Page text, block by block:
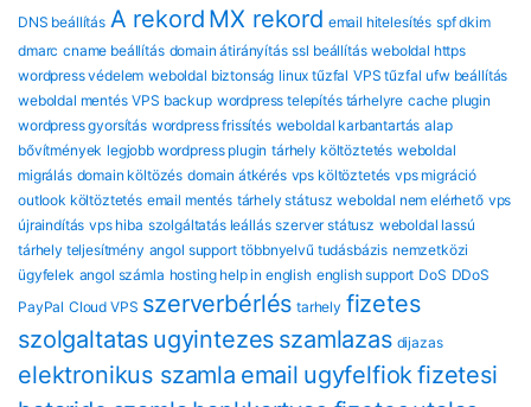
DNS beállítás A rekord MX rekord email hitelesítés spf dkim
dmarc cname beállítás domain átirányítás ssl beállítás weboldal https
wordpress védelem weboldal biztonság linux tűzfal VPS tűzfal ufw beállítás
weboldal mentés VPS backup wordpress telepítés tárhelyre cache plugin
wordpress gyorsítás wordpress frissítés weboldal karbantartás alap
bővítmények legjobb wordpress plugin tárhely költöztetés weboldal
migrálás domain költözés domain átkérés vps költöztetés vps migráció
outlook költöztetés email mentés tárhely státusz weboldal nem elérhető vps
újraindítás vps hiba szolgáltatás leállás szerver státusz weboldal lassú
tárhely teljesítmény angol support többnyelvű tudásbázis nemzetközi
ügyfelek angol számla hosting help in english english support DoS DDoS
PayPal Cloud VPS szerverbérlés tarhely fizetes
szolgaltatas ugyintezes szamlazas dijazas
elektronikus szamla email ugyfelfiok fizetesi